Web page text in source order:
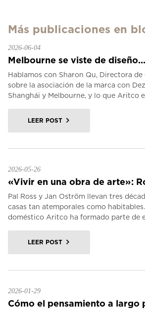
Más publicaciones en
2026-06-04
Melbourne se viste de diseño...
Hablamos con Sharon Qu, Directora
sobre la asociación de la marca con
Shanghái y Melbourne, y lo que Aritco
LEER POST
2026-05-26
«Vivir en una obra de arte»:
Pal Ross y Jan Oström llevan tres
casas tan atemporales como
doméstico Aritco ha formado parte de
LEER POST
2026-01-29
Cómo el pensamiento a largo